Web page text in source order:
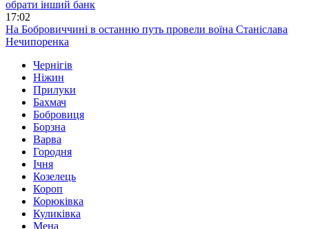
обрати інший банк
17:02
На Бобровиччині в останню путь провели воїна Станіслава
Нечипоренка
Чернігів
Ніжин
Прилуки
Бахмач
Бобровиця
Борзна
Варва
Городня
Ічня
Козелець
Короп
Корюківка
Куликівка
Мена